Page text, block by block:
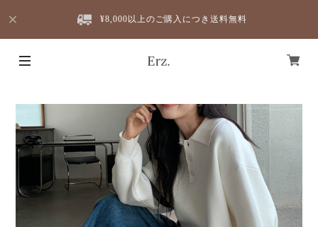
¥8,000以上のご購入につき送料無料